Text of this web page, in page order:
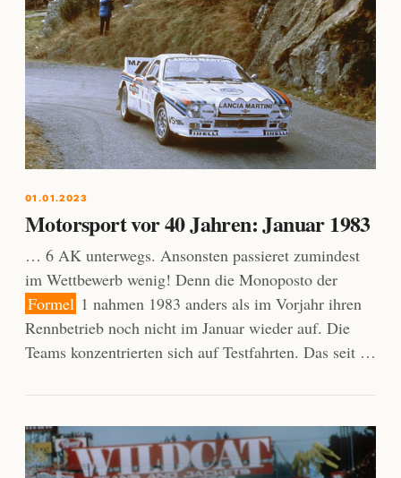
01.01.2023
Motorsport vor 40 Jahren: Januar 1983
… 6 AK unterwegs. Ansonsten passieret zumindest
im Wettbewerb wenig! Denn die Monoposto der
Formel 1 nahmen 1983 anders als im Vorjahr ihren
Rennbetrieb noch nicht im Januar wieder auf. Die
Teams konzentrierten sich auf Testfahrten. Das seit …